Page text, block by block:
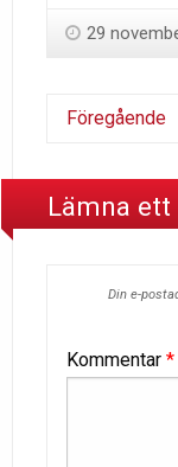
29
Föregående
Lämna ett
Din e-
Kommentar *